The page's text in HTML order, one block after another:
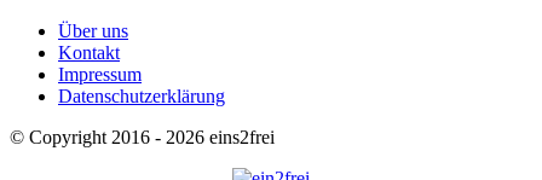
Über uns
Kontakt
Impressum
Datenschutzerklärung
© Copyright 2016 - 2026 eins2frei